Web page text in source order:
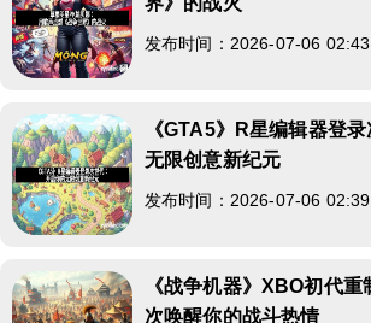
发布时间：2026-07-06
《GTA5》R星编辑器登
无限创意新纪元
发布时间：2026-07-06
《战争机器》XBO初代
次唤醒你的战斗热情